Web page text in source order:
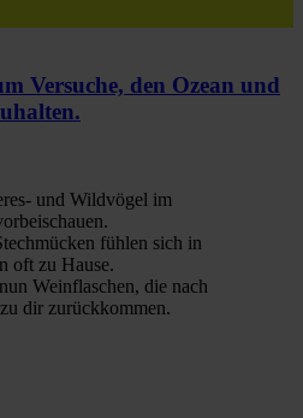
Versuche, den Ozean und
und Wildvögel im
fühlen sich in
oft zu Hause.
Weinflaschen, die nach
dir zurückkommen.